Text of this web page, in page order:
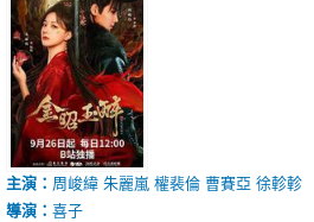
主演： 周峻緯 朱麗嵐 權裴倫 曹賽亞 徐軫軫
導演： 喜子